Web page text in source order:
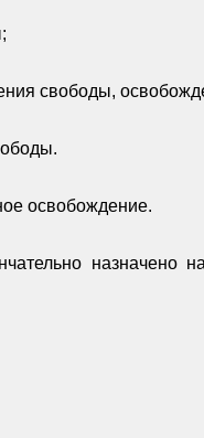
свободы,
освобождение.